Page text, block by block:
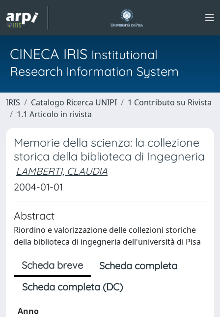
CINECA IRIS Institutional
Research Information System
IRIS Catalogo Ricerca UNIPI
1 Contributo su Rivista
1.1 Articolo in rivista
Memorie della scienza: la collezione
storica della biblioteca di Ingegneria
LAMBERTI, CLAUDIA
2004-01-01
Abstract
Riordino e valorizzazione delle collezioni storiche
della biblioteca di ingegneria dell'università di Pisa
Scheda breve
Scheda completa
Scheda completa (DC)
Anno